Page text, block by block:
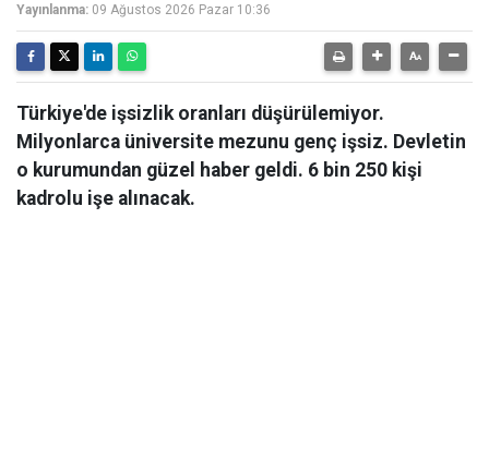
Yayınlanma: 09 Ağustos 2026 Pazar 10:36
Türkiye'de işsizlik oranları düşürülemiyor.
Milyonlarca üniversite mezunu genç işsiz. Devletin
o kurumundan güzel haber geldi. 6 bin 250 kişi
kadrolu işe alınacak.